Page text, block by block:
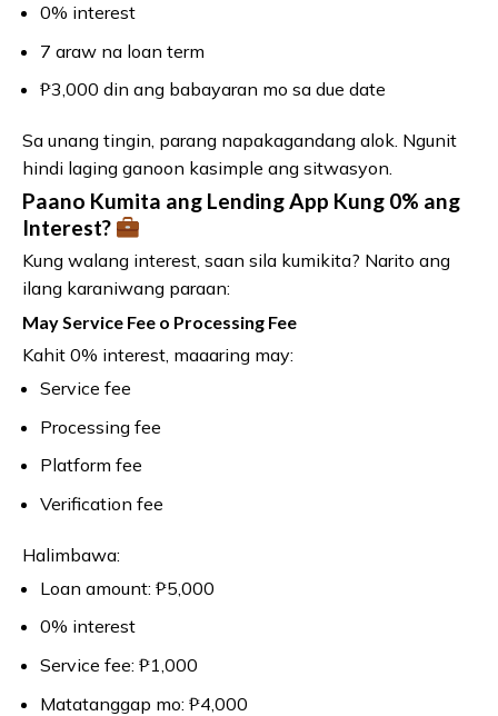
0% interest
7 araw na loan term
₱3,000 din ang babayaran mo sa due date
Sa unang tingin, parang napakagandang alok. Ngunit
hindi laging ganoon kasimple ang sitwasyon.
Paano Kumita ang Lending App Kung 0% ang
Interest?
Kung walang interest, saan sila kumikita? Narito ang
ilang karaniwang paraan:
May Service Fee o Processing Fee
Kahit 0% interest, maaaring may:
Service fee
Processing fee
Platform fee
Verification fee
Halimbawa:
Loan amount: ₱5,000
0% interest
Service fee: ₱1,000
Matatanggap mo: ₱4,000